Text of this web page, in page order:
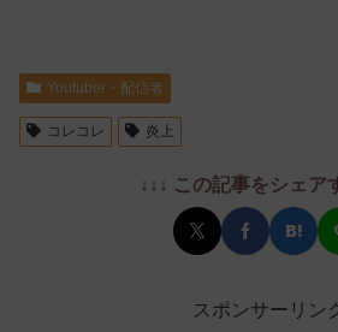
Youtuber・配信者
コレコレ 炎上
↓↓↓ この記事をシェア
スポンサーリン